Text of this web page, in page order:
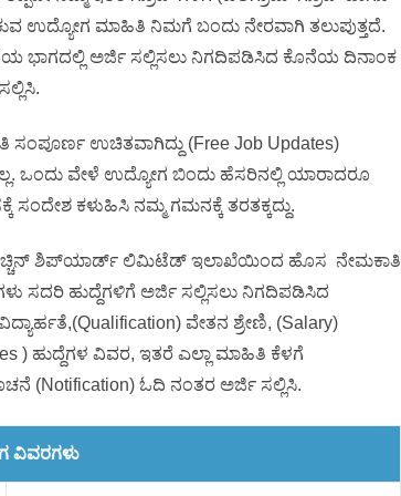
ಉದ್ಯೋಗ ಮಾಹಿತಿ ನಿಮಗೆ ಬಂದು ನೇರವಾಗಿ ತಲುಪುತ್ತದೆ.
ಭಾಗದಲ್ಲಿ ಅರ್ಜಿ ಸಲ್ಲಿಸಲು ನಿಗದಿಪಡಿಸಿದ ಕೊನೆಯ ದಿನಾಂಕ
ಉಚಿತವಾಗಿದ್ದು (Free Job Updates)
ಒಂದು ವೇಳೆ ಉದ್ಯೋಗ ಬಿಂದು ಹೆಸರಿನಲ್ಲಿ ಯಾರಾದರೂ
ಸಂದೇಶ ಕಳುಹಿಸಿ ನಮ್ಮ ಗಮನಕ್ಕೆ ತರತಕ್ಕದ್ದು.
ಕೊಚ್ಚಿನ್ ಶಿಪ್‌ಯಾರ್ಡ್ ಲಿಮಿಟೆಡ್ ಇಲಾಖೆಯಿಂದ ಹೊಸ ನೇಮಕಾತಿ
ಸದರಿ ಹುದ್ದೆಗಳಿಗೆ ಅರ್ಜಿ ಸಲ್ಲಿಸಲು ನಿಗದಿಪಡಿಸಿದ
ವೇತನ ಶ್ರೇಣಿ, (Salary)
) ಹುದ್ದೆಗಳ ವಿವರ, ಇತರೆ ಎಲ್ಲಾ ಮಾಹಿತಿ ಕೆಳಗೆ
(Notification) ಓದಿ ನಂತರ ಅರ್ಜಿ ಸಲ್ಲಿಸಿ.
ವಿವರಗಳು